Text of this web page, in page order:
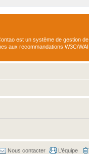
est un système de gestion de
aux recommandations W3C/WAI
L’équipe
Nous contacter